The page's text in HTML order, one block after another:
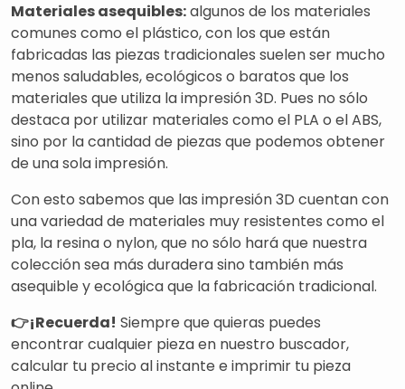
Materiales asequibles:algunos de los materiales
comunes como el plástico, con los que están
fabricadas las piezas tradicionales suelen ser mucho
menos saludables, ecológicos o baratos que los
materiales que utiliza la impresión 3D. Pues no sólo
destaca por utilizar materiales como el PLA o el ABS,
sino por la cantidad de piezas que podemos obtener
de una sola impresión.
Con esto sabemos que las impresión 3D cuentan con
una variedad de materiales muy resistentes como el
pla, la resina o nylon, que no sólo hará que nuestra
colección sea más duradera sino también más
asequible y ecológica que la fabricación tradicional.
👉¡Recuerda! Siempre que quieras puedes
encontrar cualquier pieza en nuestro buscador,
calcular tu precio al instante e imprimir tu pieza